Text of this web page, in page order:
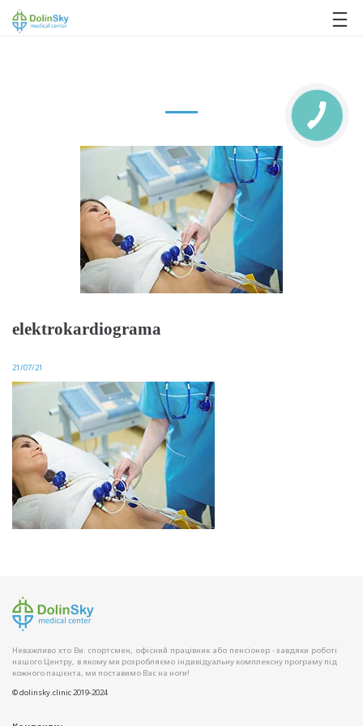
elektrokardiograma
21/07/21
Неважливо хто Ви: спортсмен, офісний працівник або пенсіонер - завдяки роботі
нашого Центру, в якому ми розробляємо індивідуальну комплексну програму під
кожного пацієнта, ми поставимо Вас на ноги!
© dolinsky.clinic 2019-2024